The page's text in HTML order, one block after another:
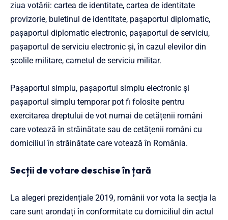
ziua votării: cartea de identitate, cartea de identitate
provizorie, buletinul de identitate, pașaportul diplomatic,
pașaportul diplomatic electronic, pașaportul de serviciu,
pașaportul de serviciu electronic și, în cazul elevilor din
școlile militare, carnetul de serviciu militar.
Pașaportul simplu, pașaportul simplu electronic și
pașaportul simplu temporar pot fi folosite pentru
exercitarea dreptului de vot numai de cetățenii români
care votează în străinătate sau de cetățenii români cu
domiciliul în străinătate care votează în România.
Secții de votare deschise în țară
La alegeri prezidențiale 2019, românii vor vota la secția la
care sunt arondați în conformitate cu domiciliul din actul